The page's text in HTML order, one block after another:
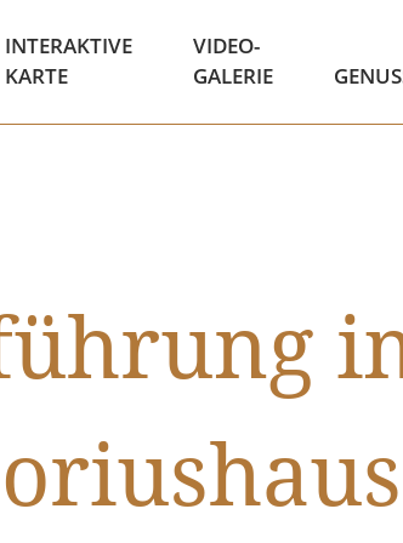
INTERAKTIVE
KARTE
VIDEO-
GALERIE